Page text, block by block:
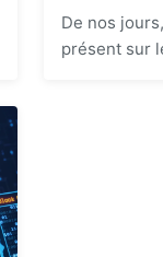
De nos
présent sur